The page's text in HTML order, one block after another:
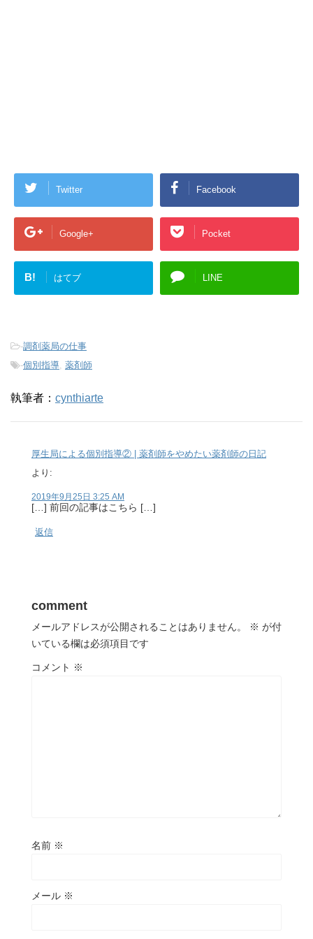
Twitter Facebook
Google+ Pocket
B! はてブ LINE
-調剤薬局の仕事
-個別指導 薬剤師
執筆者： cynthiarte
厚生局による個別指導② | 薬剤師をやめたい薬剤師の日記
より:
2019年9月25日 3:25 AM
[…] 前回の記事はこちら […]
返信
comment
メールアドレスが公開されることはありません。 ※ が付
いている欄は必須項目です
コメント ※
名前 ※
メール ※